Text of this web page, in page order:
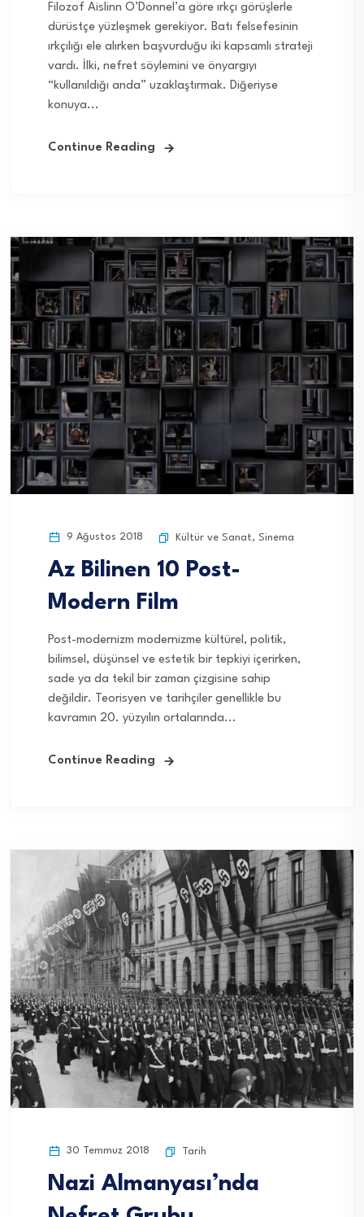
Filozof Aislinn O’Donnel’a göre ırkçı görüşlerle
dürüstçe yüzleşmek gerekiyor. Batı felsefesinin
ırkçılığı ele alırken başvurduğu iki kapsamlı strateji
vardı. İlki, nefret söylemini ve önyargıyı
“kullanıldığı anda” uzaklaştırmak. Diğeriyse
konuya...
Continue Reading
9 Ağustos 2018 Kültür ve Sanat, Sinema
Az Bilinen 10 Post-
Modern Film
Post-modernizm modernizme kültürel, politik,
bilimsel, düşünsel ve estetik bir tepkiyi içerirken,
sade ya da tekil bir zaman çizgisine sahip
değildir. Teorisyen ve tarihçiler genellikle bu
kavramın 20. yüzyılın ortalarında...
Continue Reading
30 Temmuz 2018 Tarih
Nazi Almanyası’nda